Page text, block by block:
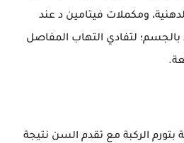
ومكملات فيتامين د عند
لتفادي التهاب المفاصل
بتورم الركبة مع تقدم السن نتيجة